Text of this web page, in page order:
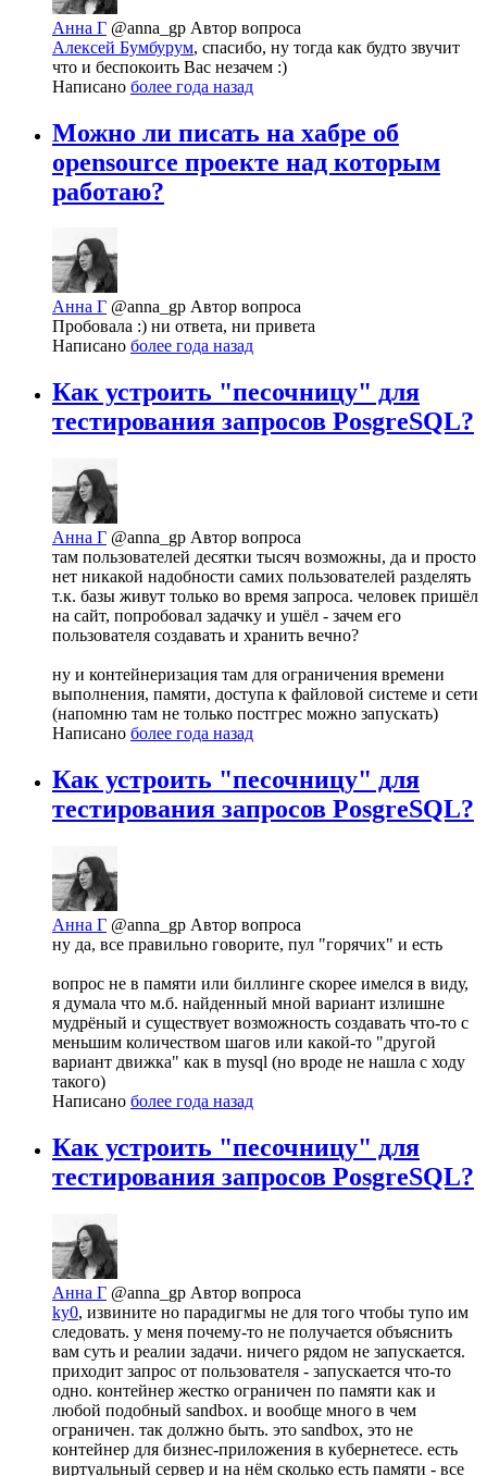
Анна Г @anna_gp Автор вопроса
Алексей Бумбурум, спасибо, ну тогда как будто звучит
что и беспокоить Вас незачем :)
Написано более года назад
Можно ли писать на хабре об
opensource проекте над которым
работаю?
Анна Г @anna_gp Автор вопроса
Пробовала :) ни ответа, ни привета
Написано более года назад
Как устроить "песочницу" для
тестирования запросов PosgreSQL?
Анна Г @anna_gp Автор вопроса
там пользователей десятки тысяч возможны, да и просто
нет никакой надобности самих пользователей разделять
т.к. базы живут только во время запроса. человек пришёл
на сайт, попробовал задачку и ушёл - зачем его
пользователя создавать и хранить вечно?
ну и контейнеризация там для ограничения времени
выполнения, памяти, доступа к файловой системе и сети
(напомню там не только постгрес можно запускать)
Написано более года назад
Как устроить "песочницу" для
тестирования запросов PosgreSQL?
Анна Г @anna_gp Автор вопроса
ну да, все правильно говорите, пул "горячих" и есть
вопрос не в памяти или биллинге скорее имелся в виду,
я думала что м.б. найденный мной вариант излишне
мудрёный и существует возможность создавать что-то с
меньшим количеством шагов или какой-то "другой
вариант движка" как в mysql (но вроде не нашла с ходу
такого)
Написано более года назад
Как устроить "песочницу" для
тестирования запросов PosgreSQL?
Анна Г @anna_gp Автор вопроса
ky0, извините но парадигмы не для того чтобы тупо им
следовать. у меня почему-то не получается объяснить
вам суть и реалии задачи. ничего рядом не запускается.
приходит запрос от пользователя - запускается что-то
одно. контейнер жестко ограничен по памяти как и
любой подобный sandbox. и вообще много в чем
ограничен. так должно быть. это sandbox, это не
контейнер для бизнес-приложения в кубернетесе. есть
виртуальный сервер и на нём сколько есть памяти - все